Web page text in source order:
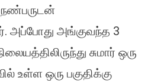
காவல்துறை.
அப்போது அங்குவந்த 3
சுமார் ஒரு
உள்ள ஒரு பகுதிக்கு